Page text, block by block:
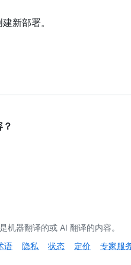
新部署。
机器翻译的或 AI 翻译的内容。
语 隐私 状态 定价 专家服